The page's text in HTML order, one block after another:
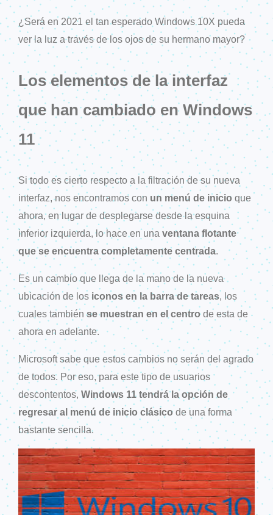
¿Será en 2021 el tan esperado Windows 10X pueda
ver la luz a través de los ojos de su hermano mayor?
Los elementos de la interfaz
que han cambiado en Windows
11
Si todo es cierto respecto a la filtración de su nueva
interfaz, nos encontramos con un menú de inicio que
ahora, en lugar de desplegarse desde la esquina
inferior izquierda, lo hace en una ventana flotante
que se encuentra completamente centrada.
Es un cambio que llega de la mano de la nueva
ubicación de losiconos en la barra de tareas, los
cuales tambiénse muestran en el centrode esta de
ahora en adelante.
Microsoft sabe que estos cambios no serán del agrado
de todos. Por eso, para este tipo de usuarios
descontentos, Windows 11 tendrá la opción de
regresar al menú de inicio clásico de una forma
bastante sencilla.